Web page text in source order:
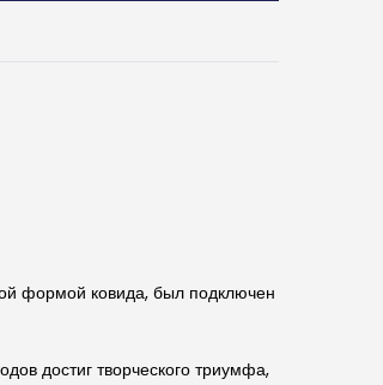
формой ковида, был подключен
достиг творческого триумфа,